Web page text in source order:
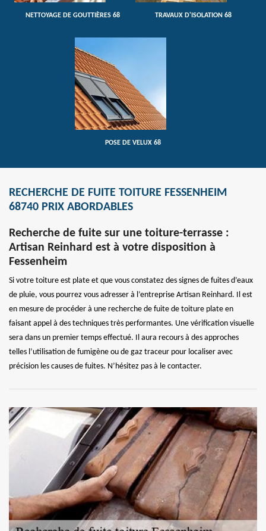
NETTOYAGE DE GOUTTIÈRES 68 TRAVAUX D'ISOLATION 68
POSE DE VELUX 68
RECHERCHE DE FUITE TOITURE FESSENHEIM
68740 PRIX ABORDABLES
Recherche de fuite sur une toiture-terrasse :
Artisan Reinhard est à votre disposition à
Fessenheim
Si votre toiture est plate et que vous constatez des signes de fuites d’eaux
de pluie, vous pourrez vous adresser à l’entreprise Artisan Reinhard. Il est
en mesure de procéder à une recherche de fuite de toiture plate en
faisant appel à des techniques très performantes. Une vérification visuelle
sera dans un premier temps effectué. Il aura recours à des approches
telles l’utilisation de fumigène ou de gaz traceur pour localiser avec
précision les causes de fuites. N’hésitez pas à le contacter.